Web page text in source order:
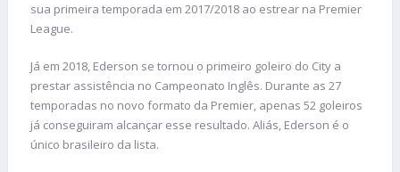
sua primeira temporada em 2017/2018 ao estrear na Premier
League.
Já em 2018, Ederson se tornou o primeiro goleiro do City a
prestar assistência no Campeonato Inglês. Durante as 27
temporadas no novo formato da Premier, apenas 52 goleiros
já conseguiram alcançar esse resultado. Aliás, Ederson é o
único brasileiro da lista.